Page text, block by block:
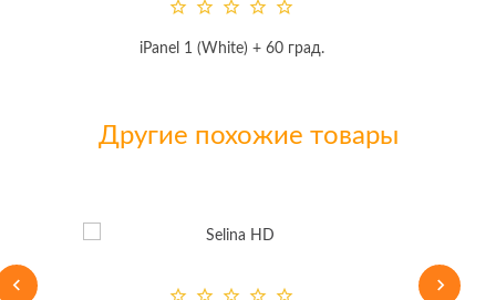
iPanel 1 (White) + 60 град.
Другие похожие товары